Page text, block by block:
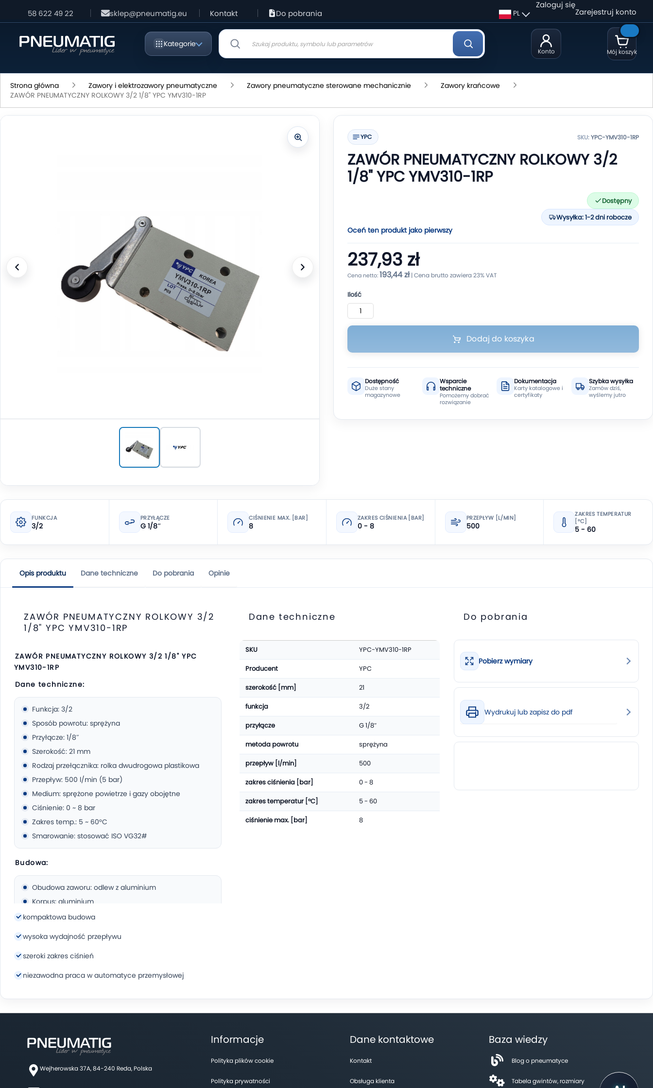
58 622 49 22 sklep@pneumatig.eu Kontakt Do pobrania
Kategorie
Konto
PL
Zaloguj się
Zarejestruj konto
Mój koszyk
Strona główna Zawory i elektrozawory pneumatyczne Zawory pneumatyczne sterowane mechanicznie
Zawory krańcowe
ZAWÓR PNEUMATYCZNY ROLKOWY 3/2 1/8" YPC YMV310-1RP
YPC SKU:YPC-YMV310-1RP
ZAWÓR PNEUMATYCZNY ROLKOWY 3/2
1/8" YPC YMV310-1RP
Dostępny
Wysyłka: 1-2 dni robocze
Oceń ten produkt jako pierwszy
237,93 zł
193,44 zł
Ilość
Dodaj do koszyka
Dostępność
Duże stany
magazynowe
Wsparcie
techniczne
Pomożemy dobrać
rozwiązanie
Dokumentacja
Karty katalogowe i
certyfikaty
Szybka wysyłka
Zamów dziś,
wyślemy jutro
FUNKCJA
3/2
PRZYŁĄCZE
G 1/8″
CIŚNIENIE MAX. [BAR]
8
ZAKRES CIŚNIENIA [BAR]
0 - 8
PRZEPŁYW [L/MIN]
500
ZAKRES TEMPERATUR
[°C]
5 - 60
Opis produktu Dane techniczne Do pobrania Opinie
ZAWÓR PNEUMATYCZNY ROLKOWY 3/2
1/8" YPC YMV310-1RP
ZAWÓR PNEUMATYCZNY ROLKOWY 3/2 1/8" YPC
YMV310-1RP
Dane techniczne:
Funkcja: 3/2
Sposób powrotu: sprężyna
Przyłącze: 1/8″
Szerokość: 21 mm
Rodzaj przełącznika: rolka dwudrogowa plastikowa
Przepływ: 500 l/min (5 bar)
Medium: sprężone powietrze i gazy obojętne
Ciśnienie: 0 ~ 8 bar
Zakres temp.: 5 ~ 60°C
Smarowanie: stosować ISO VG32#
Budowa:
Obudowa zaworu: odlew z aluminium
Korpus: aluminium
Uszczelki: guma (NBR)
Fragmenty przycisku: stal nierdzewna, POM
kompaktowa budowa
wysoka wydajność przepływu
szeroki zakres ciśnień
niezawodna praca w automatyce przemysłowej
Dane techniczne
Więcej
informacji
SKU YPC-YMV310-1RP
Producent YPC
szerokość [mm] 21
funkcja 3/2
przyłącze G 1/8″
metoda powrotu sprężyna
przepływ [l/min] 500
zakres ciśnienia [bar] 0 - 8
zakres temperatur [°C] 5 - 60
ciśnienie max. [bar] 8
Do pobrania
Pobierz wymiary
Wydrukuj lub zapisz do pdf
Wejherowska 37A, 84-240 Reda, Polska
Informacje
Polityka plików cookie
Polityka prywatności
Dane kontaktowe
Kontakt
Obsługa klienta
Baza wiedzy
Blog o pneumatyce
Tabela gwintów, rozmiary